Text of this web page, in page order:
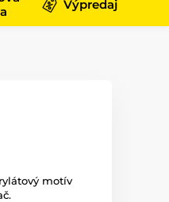
Výpredaj
motív